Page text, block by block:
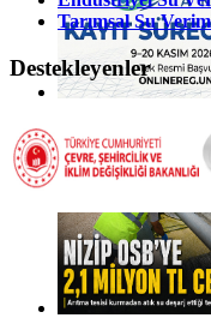
Tarımsal Su
Destekleyenler